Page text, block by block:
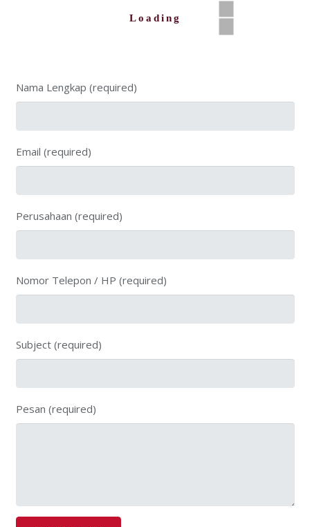
Loading
Nama Lengkap (required)
Email (required)
Perusahaan (required)
Nomor Telepon / HP (required)
Subject (required)
Pesan (required)